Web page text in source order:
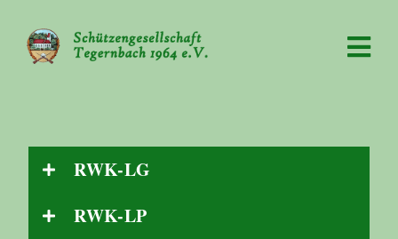
RWK-LG
RWK-LP